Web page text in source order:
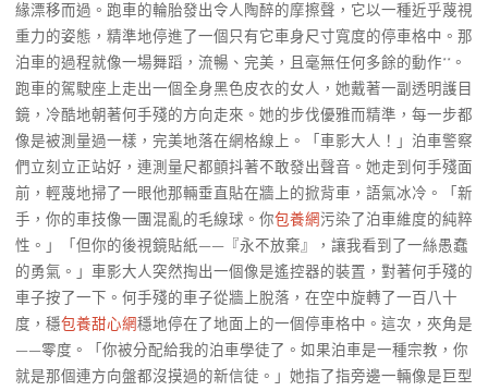
緣漂移而過。跑車的輪胎發出令人陶醉的摩擦聲，它以一種近乎蔑視
重力的姿態，精準地停進了一個只有它車身尺寸寬度的停車格中。那
泊車的過程就像一場舞蹈，流暢、完美，且毫無任何多餘的動作**。
跑車的駕駛座上走出一個全身黑色皮衣的女人，她戴著一副透明護目
鏡，冷酷地朝著何手殘的方向走來。她的步伐優雅而精準，每一步都
像是被測量過一樣，完美地落在網格線上。「車影大人！」泊車警察
們立刻立正站好，連測量尺都顫抖著不敢發出聲音。她走到何手殘面
前，輕蔑地掃了一眼他那輛垂直貼在牆上的掀背車，語氣冰冷。「新
手，你的車技像一團混亂的毛線球。你包養網污染了泊車維度的純粹
性。」「但你的後視鏡貼紙——『永不放棄』，讓我看到了一絲愚蠢
的勇氣。」車影大人突然掏出一個像是遙控器的裝置，對著何手殘的
車子按了一下。何手殘的車子從牆上脫落，在空中旋轉了一百八十
度，穩包養甜心網穩地停在了地面上的一個停車格中。這次，夾角是
——零度。「你被分配給我的泊車學徒了。如果泊車是一種宗教，你
就是那個連方向盤都沒摸過的新信徒。」她指了指旁邊一輛像是巨型